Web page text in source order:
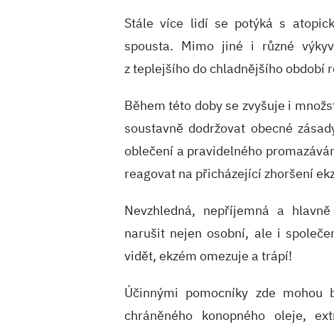
Stále více lidí se potýká s
spousta. Mimo jiné i různé
z teplejšího do chladnějšího období
Během této doby se zvyšuje i
soustavně dodržovat obecné
oblečení a pravidelného
reagovat na přicházející zhoršení
Nevzhledná, nepříjemná a
narušit nejen osobní, ale i
vidět, ekzém omezuje a trápí!
Účinnými pomocníky zde mohou
chráněného konopného oleje,